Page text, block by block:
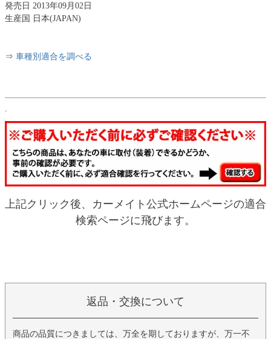
発売日 2013年09月02日
生産国 日本(JAPAN)
⇒ 車種別適合を調べる
上記クリック後、カーメイト公式ホームページの適合
検索ページに飛びます。
返品・交換について
商品の品質につきましては、万全を期しておりますが、万一不